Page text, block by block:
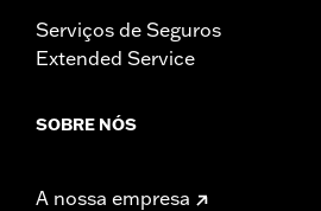
Serviços de Seguros
Extended Service
SOBRE NÓS
A nossa empresa